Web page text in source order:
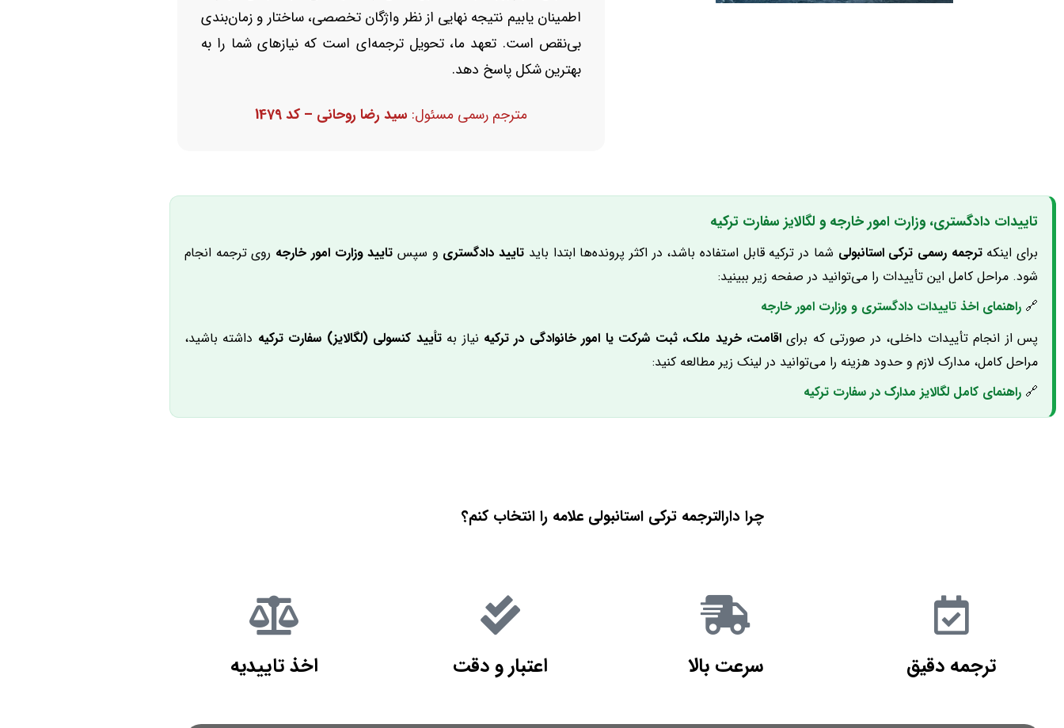
اطمینان یابیم نتیجه نهایی از نظر واژگان تخصصی، ساختار و زمان‌بندی
بی‌نقص است. تعهد ما، تحویل ترجمه‌ای است که نیازهای شما را به
بهترین شکل پاسخ دهد.
مترجم رسمی مسئول: سید رضا روحانی – کد 1479
تاییدات دادگستری، وزارت امور خارجه و لگالایز سفارت ترکیه
برای اینکهترجمه رسمی ترکی استانبولی شما در ترکیه قابل استفاده باشد، در اکثر پرونده‌ها ابتدا باید تایید دادگستری و سپس تایید وزارت امور خارجه روی ترجمه انجام
شود. مراحل کامل این تأییدات را می‌توانید در صفحه زیر ببینید:
🔗 راهنمای اخذ تاییدات دادگستری و وزارت امور خارجه
پس از انجام تأییدات داخلی، در صورتی که برای اقامت، خرید ملک، ثبت شرکت یا امور خانوادگی در ترکیه نیاز بهتأیید کنسولی (لگالایز) سفارت ترکیه داشته باشید،
مراحل کامل، مدارک لازم و حدود هزینه را می‌توانید در لینک زیر مطالعه کنید:
🔗 راهنمای کامل لگالایز مدارک در سفارت ترکیه
چرا دارالترجمه ترکی استانبولی علامه را انتخاب کنم؟
ترجمه دقیق سرعت بالا اعتبار و دقت اخذ تاییدیه